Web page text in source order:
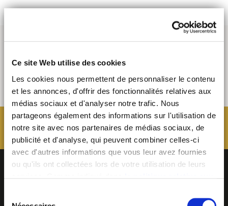
Ce site Web utilise des cookies
Les cookies nous permettent de personnaliser le contenu
et les annonces, d'offrir des fonctionnalités relatives aux
médias sociaux et d'analyser notre trafic. Nous
partageons également des informations sur l'utilisation de
notre site avec nos partenaires de médias sociaux, de
publicité et d'analyse, qui peuvent combiner celles-ci
avec d'autres informations que vous leur avez fournies
ou qu'ils ont collectées lors de votre utilisation de leurs
cliquant sur « tout autoriser » ; vous refusez ce dépôt de